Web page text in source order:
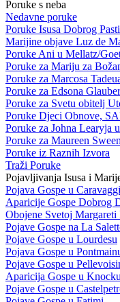
Poruke s neba
Nedavne poruke
Poruke Isusa Dobrog
Marijine objave Luz de
Poruke Ani u Mellatz/
Poruke za Mariju za
Poruke za Marcosa
Poruke za Edsona
Poruke za Svetu obitelj
Poruke Djeci Obnove,
Poruke za Johna Learyja
Poruke za Maureen
Poruke iz Raznih Izvora
Traži Poruke
Pojavljivanja Isusa i
Pojava Gospe u
Aparicije Gospe Dobrog
Obojene Svetoj
Pojave Gospe na La
Pojave Gospe u Lourdesu
Pojava Gospe u
Pojave Gospe u
Aparicija Gospe u Knocku
Pojave Gospe u